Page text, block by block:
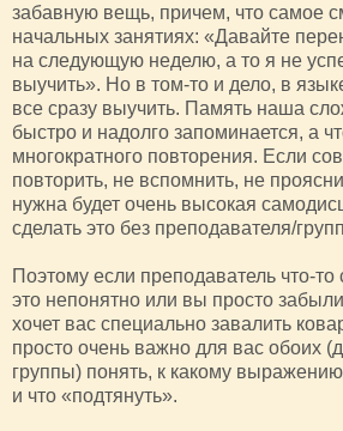
забавную вещь, причем, что самое
начальных занятиях: «Давайте
на следующую неделю, а то я не
выучить». Но в том-то и дело, в
все сразу выучить. Память наша
быстро и надолго запоминается, а
многократного повторения. Если
повторить, не вспомнить, не
нужна будет очень высокая
сделать это без преподавателя/
Поэтому если преподаватель что-
это непонятно или вы просто
хочет вас специально завалить
просто очень важно для вас обоих
группы) понять, к какому
и что «подтянуть».